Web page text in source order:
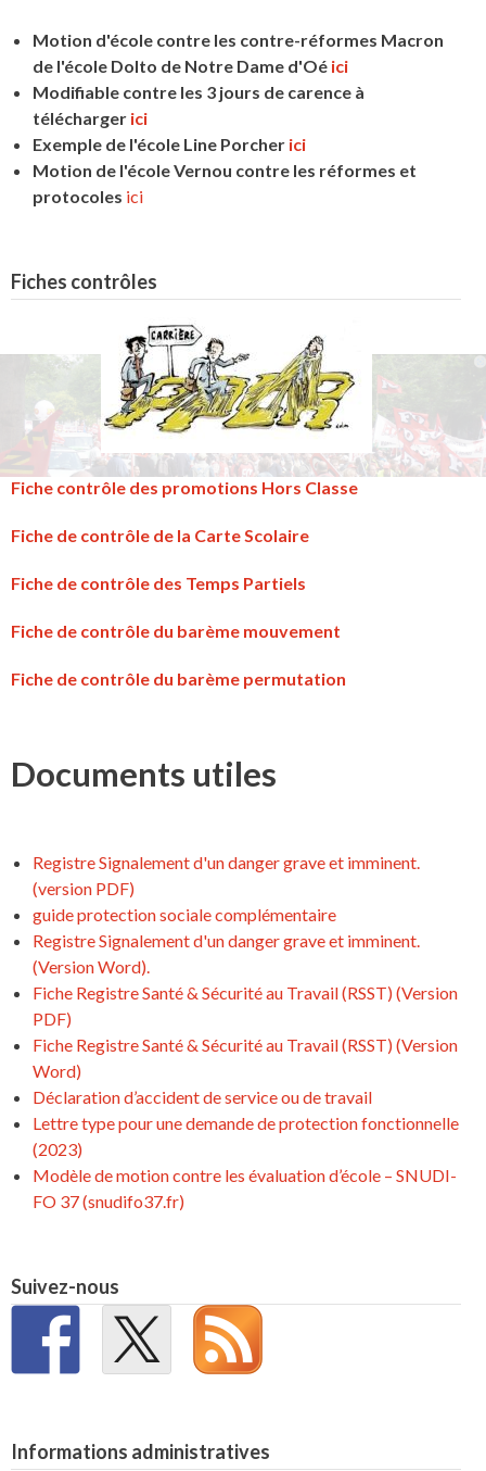
Motion d'école contre les contre-réformes Macron
de l'école Dolto de Notre Dame d'Oé ici
Modifiable contre les 3 jours de carence à
télécharger ici
Exemple de l'école Line Porcher ici
Motion de l'école Vernou contre les réformes et
protocoles ici
Fiches contrôles
Fiche contrôle des promotions Hors Classe
Fiche de contrôle de la Carte Scolaire
Fiche de contrôle des Temps Partiels
Fiche de contrôle du barème mouvement
Fiche de contrôle du barème permutation
Documents utiles
Registre Signalement d'un danger grave et imminent.
(version PDF)
guide protection sociale complémentaire
Registre Signalement d'un danger grave et imminent.
(Version Word).
Fiche Registre Santé & Sécurité au Travail (RSST) (Version
PDF)
Fiche Registre Santé & Sécurité au Travail (RSST) (Version
Word)
Déclaration d’accident de service ou de travail
Lettre type pour une demande de protection fonctionnelle
(2023)
Modèle de motion contre les évaluation d’école – SNUDI-
FO 37 (snudifo37.fr)
Suivez-nous
Informations administratives